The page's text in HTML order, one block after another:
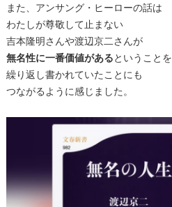
また、アンサング・ヒーローの話は
わたしが尊敬して止まない
吉本隆明さんや渡辺京二さんが
無名性に一番価値があるということを
繰り返し書かれていたことにも
つながるように感じました。